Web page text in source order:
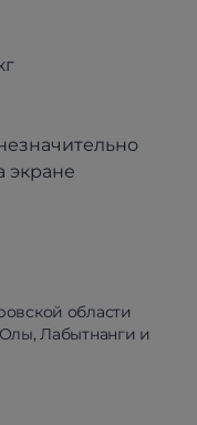
экране
области
Лабытнанги и